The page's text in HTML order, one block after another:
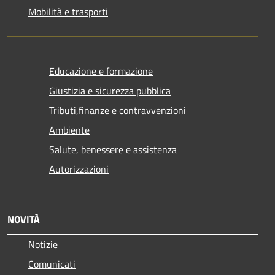
Mobilità e trasporti
Educazione e formazione
Giustizia e sicurezza pubblica
Tributi,finanze e contravvenzioni
Ambiente
Salute, benessere e assistenza
Autorizzazioni
NOVITÀ
Notizie
Comunicati